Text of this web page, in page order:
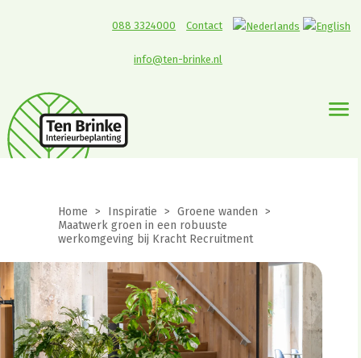
Contact
088 3324000
info@ten-brinke.nl
Home > Inspiratie > Groene wanden >
Maatwerk groen in een robuuste
werkomgeving bij Kracht Recruitment